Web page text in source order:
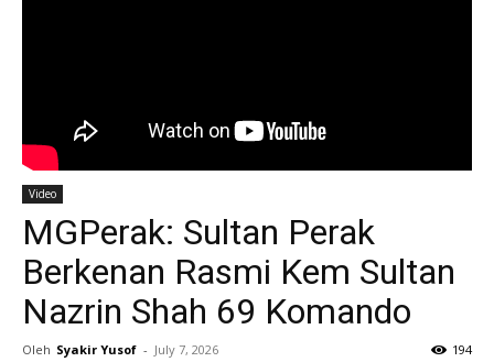
Video
MGPerak: Sultan Perak
Berkenan Rasmi Kem Sultan
Nazrin Shah 69 Komando
Oleh Syakir Yusof - July 7, 2026 194